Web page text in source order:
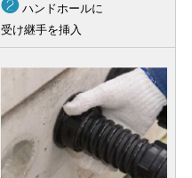
❷ハンドホールに
受け継手を挿入